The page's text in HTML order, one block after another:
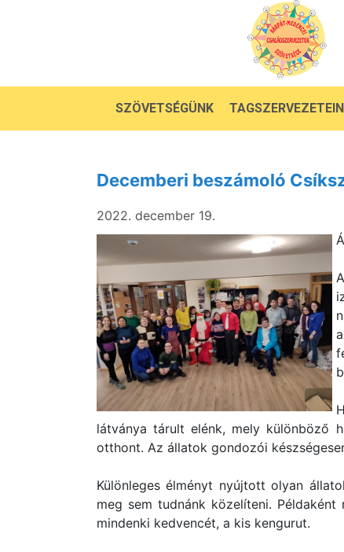
SZÖVETSÉGÜNK
Decemberi beszámoló
2022. december 19.
látványa tárult elénk, mely különböző
otthont. Az állatok gondozói
Különleges élményt nyújtott olyan
meg sem tudnánk közelíteni.
mindenki kedvencét, a kis kengurut.